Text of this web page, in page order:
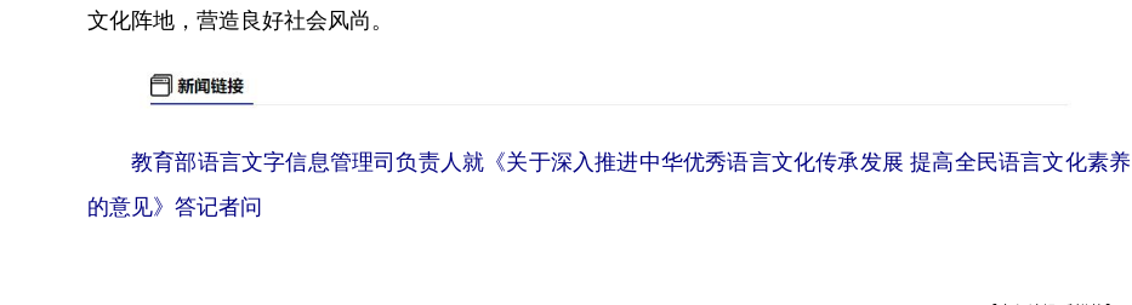
文化阵地，营造良好社会风尚。
教育部语言文字信息管理司负责人就《关于深入推进中华优秀语言文化传承发展 提高全民语言文化素养
的意见》答记者问